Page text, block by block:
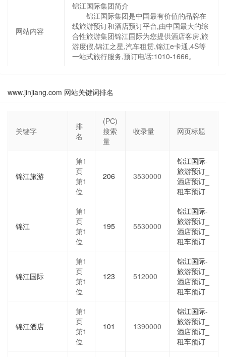
网站内容
锦江国际集团简介
锦江国际集团是中国最有价值的品牌在
线旅游预订和酒店预订平台,由中国最大的综
合性旅游集团锦江国际为您提供酒店客房,旅
游度假,锦江之星,汽车租赁,锦江e卡通,4S等
一站式旅行服务,预订电话:1010-1666。
www.jinjiang.com 网站关键词排名
关键字
排
名
(PC)
搜索
量
收录量 网页标题
锦江旅游
第1
页
第1
位
206 3530000
锦江国际-
旅游预订_
酒店预订_
租车预订
锦江
第1
页
第1
位
195 5530000
锦江国际-
旅游预订_
酒店预订_
租车预订
锦江国际
第1
页
第1
位
123 512000
锦江国际-
旅游预订_
酒店预订_
租车预订
锦江酒店
第1
页
第1
位
101 1390000
锦江国际-
旅游预订_
酒店预订_
租车预订